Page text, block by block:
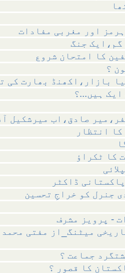
اور مغربی مفادات
گم،ایک جنگ
کا امتحان شروع
؟
بازار،اکھنڈ بھارت کی
ہیں...؟
صادق،اب میرشکیل
انتظار
کا ٹکراؤ
ڈاکٹر
میٹنگ_از مفتی محمد
جماعت ؟
کا قصور ؟